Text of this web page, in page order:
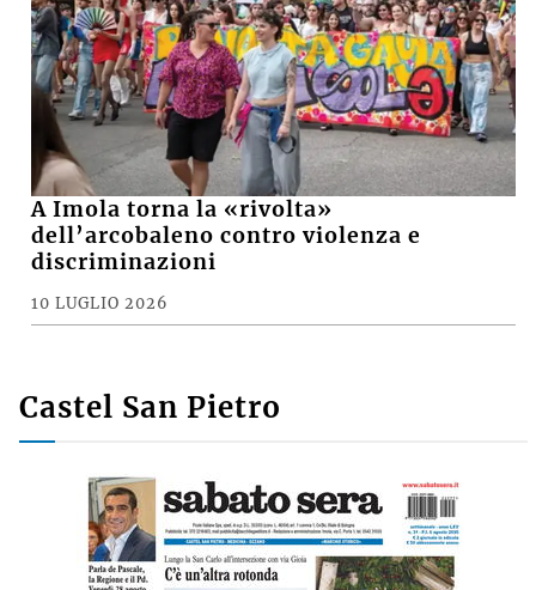
A Imola torna la «rivolta»
dell’arcobaleno contro violenza e
discriminazioni
10 LUGLIO 2026
Castel San Pietro